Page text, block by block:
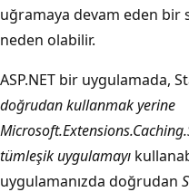
uğramaya devam eden bir
neden olabilir.
ASP.NET bir uygulamada,
doğrudan kullanmak yerine
tümleşik uygulamayı
uygulamanızda doğrudan